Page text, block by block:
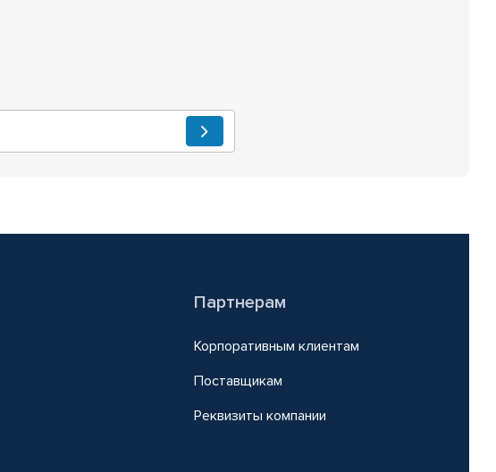
Партнерам
Корпоративным клиентам
Поставщикам
Реквизиты компании